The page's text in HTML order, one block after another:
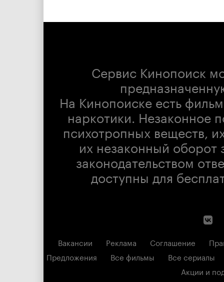
Сервис Кинопоиск
На Кинопоиске есть
наркотики. Незаконное
психотропных веществ,
их незаконный оборот
законодательством
доступны для
Вакансии Реклама Соглашение
Предложения
Все фильмы
Все сериалы
Акции и